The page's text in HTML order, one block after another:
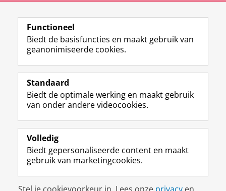
Volg de RUG
F
a
e
b
o
p
a
i
n
L
i
k
e
I
-
p
g
i
R
S
-
f
e
R
k
s
I
n
t
r
m
c
c
Y
o
T
e
k
a
a
Studiekiezers
Alumni
Over ons
Disclaimer & Copyright
Functioneel
Biedt de basisfuncties en maakt gebruik van
geanonimiseerde cookies.
Standaard
Biedt de optimale werking en maakt gebruik
van onder andere videocookies.
Volledig
Biedt gepersonaliseerde content en maakt
gebruik van marketingcookies.